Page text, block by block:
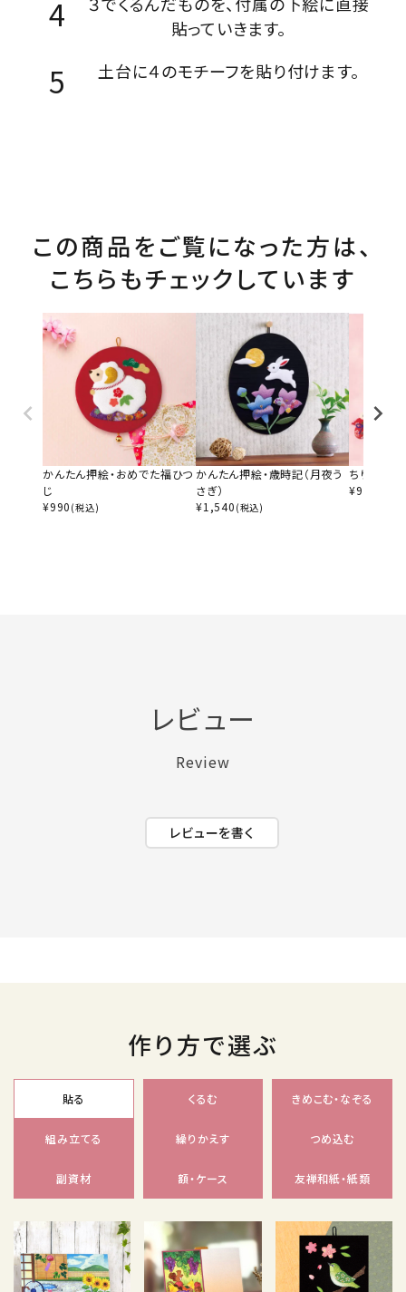
貼っていきます。
土台に４のモチーフを貼り付けます。
この商品をご覧になった方は、
こちらもチェックしています
かんたん押絵・おめでた福ひつ
じ
¥990 (税込)
かんたん押絵・歳時記（月夜う
さぎ）
¥1,540 (税込)
ちりめん根
¥990
レビュー
Review
レビューを書く
作り方で選ぶ
貼る くるむ きめこむ・なぞる
組み立てる 繰りかえす つめ込む
副資材 額・ケース 友禅和紙・紙類